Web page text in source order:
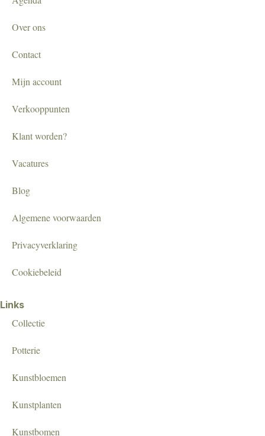
Over ons
Contact
Mijn account
Verkooppunten
Klant worden?
Vacatures
Blog
Algemene voorwaarden
Privacyverklaring
Cookiebeleid
Links
Collectie
Potterie
Kunstbloemen
Kunstplanten
Kunstbomen